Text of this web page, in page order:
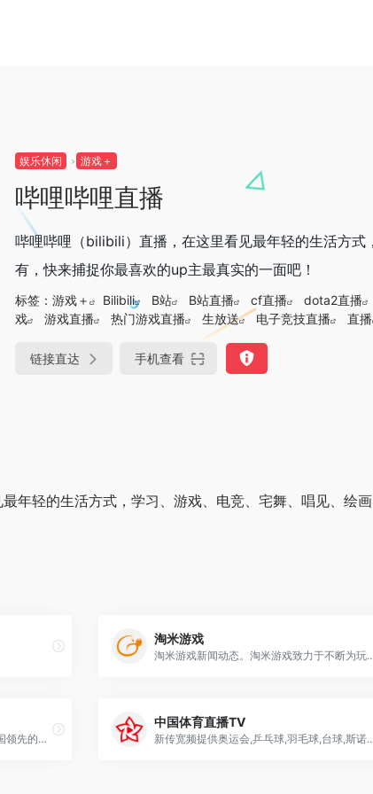
娱乐休闲 游戏＋
哔哩哔哩直播
哔哩哔哩（bilibili）直播，在这里看见最年轻的生活方
有，快来捕捉你最喜欢的up主最真实的一面吧！
标签： 游戏＋ Bilibili B站 B站直播 cf直播 dota2直播
戏
游戏直播 热门游戏直播 生放送 电子竞技直播 直播
链接直达 手机查看
年轻的生活方式，学习、游戏、电竞、宅舞、唱见、绘
淘米游戏
淘米游戏新闻动态。淘米游戏致力于不断为玩家提供独特，美妙，高品质的精品游戏，目前运营多款广受欢迎的网页游戏产品、上亿名注册用户，也是国内最热门的网络游戏社区。包括《赛
酷燃视频（krcom.cn）致力于打造中国领先的优质短节目视频生产、传播、消费一体化平台。酷燃视频内容涵盖影视、娱乐、文化、动漫、旅行、美食、育儿等。随时打开酷燃视频，开启新视界。
中国体育直播TV
新传宽频提供奥运会,乒乓球,羽毛球,台球,斯诺克,自行车,足球,篮球,赛车,搏击等体育项目比赛视频、主